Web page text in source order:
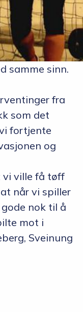
samme sinn.
fra
som det
fortjente
og
vi ville få tøff
når vi spiller
nok til å
mot i
Sveinung